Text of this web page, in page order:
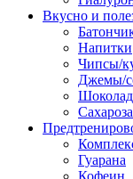
Вкусно и
Напитки
Чипсы/
Джемы/
Гуарана
Кофеин